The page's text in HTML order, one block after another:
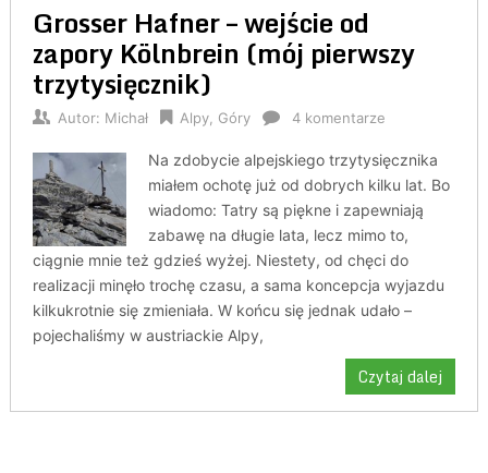
Grosser Hafner – wejście od
zapory Kölnbrein (mój pierwszy
trzytysięcznik)
Autor: Michał Alpy, Góry 4 komentarze
Na zdobycie alpejskiego trzytysięcznika
miałem ochotę już od dobrych kilku lat. Bo
wiadomo: Tatry są piękne i zapewniają
zabawę na długie lata, lecz mimo to,
ciągnie mnie też gdzieś wyżej. Niestety, od chęci do
realizacji minęło trochę czasu, a sama koncepcja wyjazdu
kilkukrotnie się zmieniała. W końcu się jednak udało –
pojechaliśmy w austriackie Alpy,
Czytaj dalej